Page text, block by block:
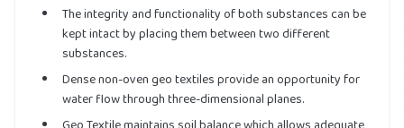
The integrity and functionality of both substances can be
kept intact by placing them between two different
substances.
Dense non-oven geo textiles provide an opportunity for
water flow through three-dimensional planes.